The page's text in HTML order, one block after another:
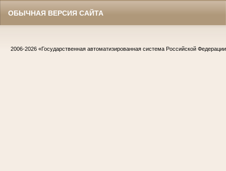
ОБЫЧНАЯ ВЕРСИЯ САЙТА
2006-2026 «Государственная автоматизированная система Российской